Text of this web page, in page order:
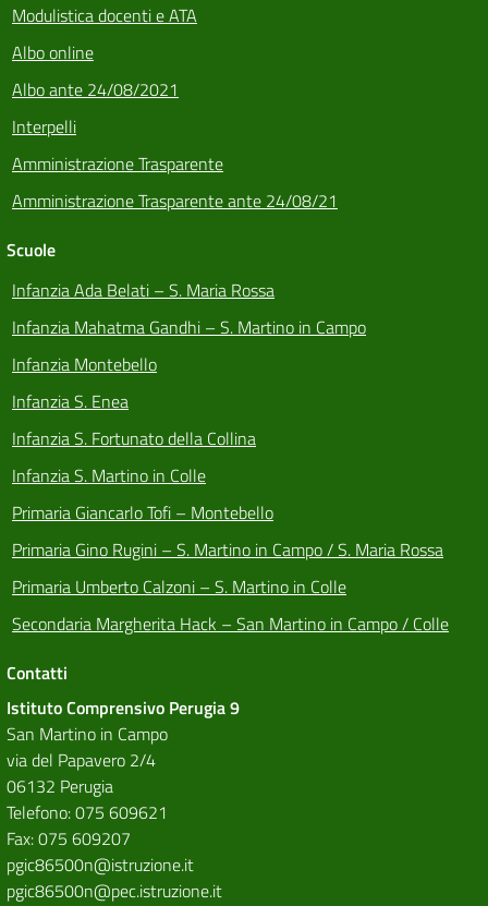
Modulistica docenti e ATA
Albo online
Albo ante 24/08/2021
Interpelli
Amministrazione Trasparente
Amministrazione Trasparente ante 24/08/21
Scuole
Infanzia Ada Belati – S. Maria Rossa
Infanzia Mahatma Gandhi – S. Martino in Campo
Infanzia Montebello
Infanzia S. Enea
Infanzia S. Fortunato della Collina
Infanzia S. Martino in Colle
Primaria Giancarlo Tofi – Montebello
Primaria Gino Rugini – S. Martino in Campo / S. Maria Rossa
Primaria Umberto Calzoni – S. Martino in Colle
Secondaria Margherita Hack – San Martino in Campo / Colle
Contatti
Istituto Comprensivo Perugia 9
San Martino in Campo
via del Papavero 2/4
06132 Perugia
Telefono: 075 609621
Fax: 075 609207
pgic86500n@istruzione.it
pgic86500n@pec.istruzione.it